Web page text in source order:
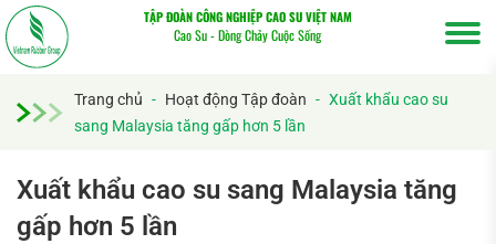
TẬP ĐOÀN CÔNG NGHIỆP CAO SU VIỆT NAM
Cao Su - Dòng Chảy Cuộc Sống
Trang chủ - Hoạt động Tập đoàn - Xuất khẩu cao su
sang Malaysia tăng gấp hơn 5 lần
Xuất khẩu cao su sang Malaysia tăng
gấp hơn 5 lần